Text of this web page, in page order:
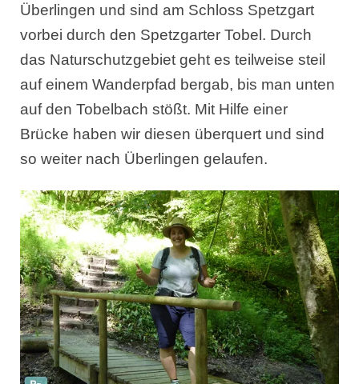
Überlingen und sind am Schloss Spetzgart
vorbei durch den Spetzgarter Tobel. Durch
das Naturschutzgebiet geht es teilweise steil
auf einem Wanderpfad bergab, bis man unten
auf den Tobelbach stößt. Mit Hilfe einer
Brücke haben wir diesen überquert und sind
so weiter nach Überlingen gelaufen.